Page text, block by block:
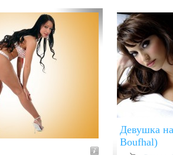
Девушка
Boufhal)